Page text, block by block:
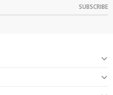
Dispo
SUBSCRIBE